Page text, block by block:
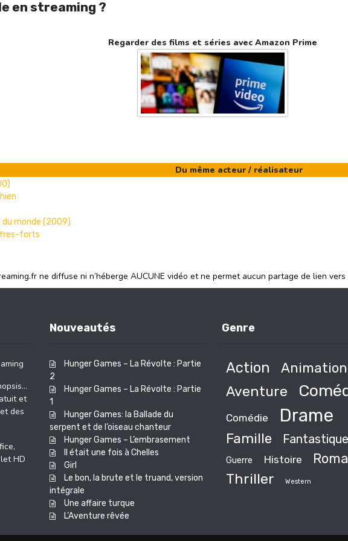
en streaming ?
Regarder des films et séries avec Amazon Prime
Du même acteur / réalisateur
du monde (2009)
forts
ne diffuse ni n’héberge AUCUNE vidéo et ne permet aucun partage de lien
et
des
HD
Nouveautés
Hunger Games – La Révolte : Partie
2
Hunger Games – La Révolte : Partie
1
Hunger Games: la Ballade du
serpent et de l’oiseau chanteur
Hunger Games – L’embrasement
Il était une fois à Chelles
Girl
Le bon, la brute et le truand, version
intégrale
Une affaire turque
L’Aventure rêvée
Genre
Action
Animation
Aventure
Comédie Drame
Famille Fantastique
Guerre Histoire
Thriller Western